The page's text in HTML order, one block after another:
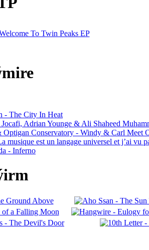
- The City In Heat
Adrian Younge & Ali Shaheed
Conservatory - Windy & Carl Meet
musique est un langage universel et j’ai vu
- Inferno